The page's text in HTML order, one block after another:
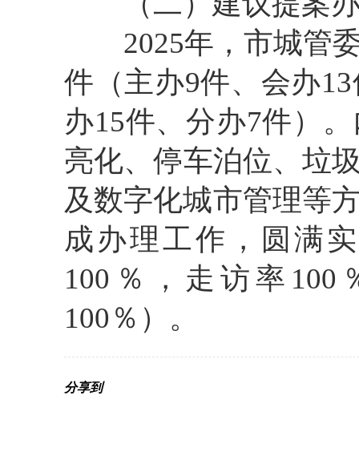
2025年，市城管委
件（主办9件、会办
办15件、分办7件）
亮化、停车泊位、垃
及数字化城市管理等
成办理工作，圆满
100％，走访率
100％）。
分享到